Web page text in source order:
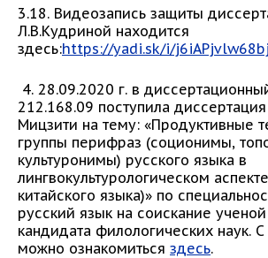
3.18. Видеозапись защиты
Л.В.Кудриной находится
здесь:https://yadi.sk/i/
4. 28.09.2020 г. в
212.168.09 поступила
Мицзити на тему: «Продуктивные
группы перифраз (соционимы,
культуронимы) русского языка в
лингвокультурологическом
китайского языка)» по
русский язык на соискание
кандидата филологических наук.
можно ознакомиться здесь.